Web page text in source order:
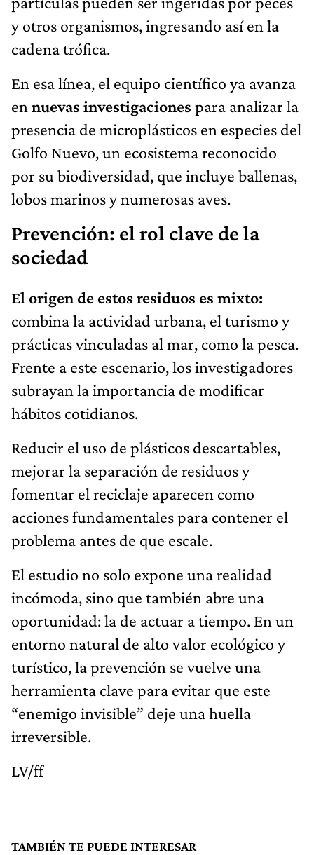
y otros organismos, ingresando así en la
cadena trófica.
En esa línea, el equipo científico ya avanza
en nuevas investigaciones para analizar la
presencia de microplásticos en especies del
Golfo Nuevo, un ecosistema reconocido
por su biodiversidad, que incluye ballenas,
lobos marinos y numerosas aves.
Prevención: el rol clave de la
sociedad
El origen de estos residuos es mixto:
combina la actividad urbana, el turismo y
prácticas vinculadas al mar, como la pesca.
Frente a este escenario, los investigadores
subrayan la importancia de modificar
hábitos cotidianos.
Reducir el uso de plásticos descartables,
mejorar la separación de residuos y
fomentar el reciclaje aparecen como
acciones fundamentales para contener el
problema antes de que escale.
El estudio no solo expone una realidad
incómoda, sino que también abre una
oportunidad: la de actuar a tiempo. En un
entorno natural de alto valor ecológico y
turístico, la prevención se vuelve una
herramienta clave para evitar que este
“enemigo invisible” deje una huella
irreversible.
LV/ff
TAMBIÉN TE PUEDE INTERESAR